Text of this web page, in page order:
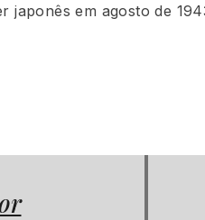
japonês em agosto de